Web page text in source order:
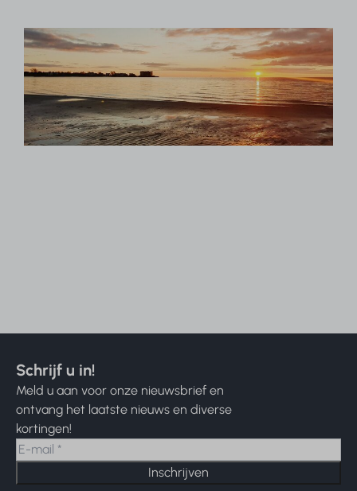
Schrijf u in!
Meld u aan voor onze nieuwsbrief en
ontvang het laatste nieuws en diverse
kortingen!
Inschrijven